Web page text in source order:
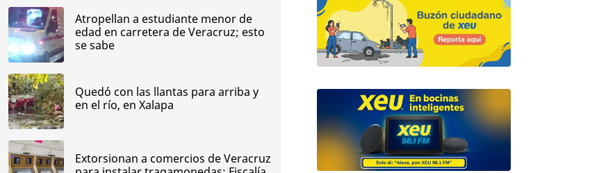
Atropellan a estudiante menor de
edad en carretera de Veracruz; esto
se sabe
Quedó con las llantas para arriba y
en el río, en Xalapa
Extorsionan a comercios de Veracruz